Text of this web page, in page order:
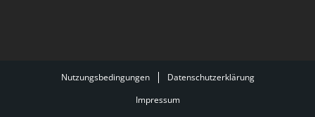
Nutzungsbedingungen
Datenschutzerklärung
Impressum